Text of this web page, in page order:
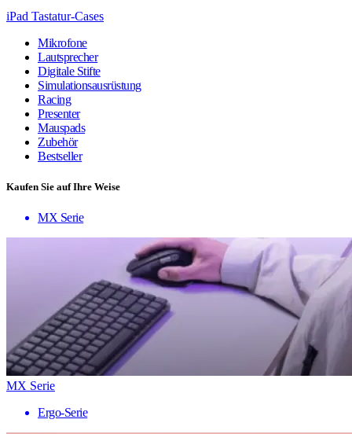
iPad Tastatur-Cases
Mikrofone
Lautsprecher
Digitale Stifte
Simulationsausrüstung
Racing
Presenter
Mauspads
Zubehör
Bestseller
Kaufen Sie auf Ihre Weise
MX Serie
MX Serie
Ergo-Serie